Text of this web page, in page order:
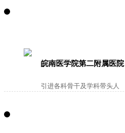
皖南医学院第二附属医院
引进各科骨干及学科带头人